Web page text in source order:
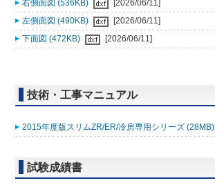
右側面図 (536KB)
[2026/06/11]
左側面図 (490KB)
[2026/06/11]
下面図 (472KB)
[2026/06/11]
技術・工事マニュアル
2015年度版スリムZR/ER/冷房専用シリーズ (28MB)
試験成績書